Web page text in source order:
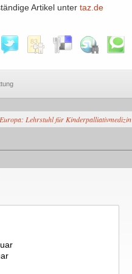
Artikel unter taz.de
Lehrstuhl für Kinderpalliativmedizin